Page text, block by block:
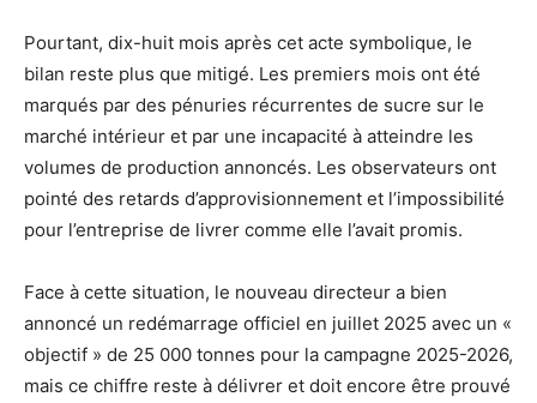
Pourtant, dix-huit mois après cet acte symbolique, le
bilan reste plus que mitigé. Les premiers mois ont été
marqués par des pénuries récurrentes de sucre sur le
marché intérieur et par une incapacité à atteindre les
volumes de production annoncés. Les observateurs ont
pointé des retards d’approvisionnement et l’impossibilité
pour l’entreprise de livrer comme elle l’avait promis.
Face à cette situation, le nouveau directeur a bien
annoncé un redémarrage officiel en juillet 2025 avec un «
objectif » de 25 000 tonnes pour la campagne 2025-2026,
mais ce chiffre reste à délivrer et doit encore être prouvé